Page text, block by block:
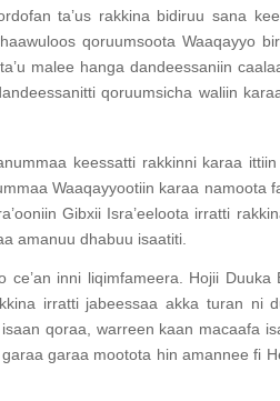
ta’us rakkina bidiruu sana
qoruumsoota Waaqayyo
malee hanga dandeessaniin
qoruumsicha waliin
keessatti rakkinni karaa
Waaqayyootiin karaa namoota
Gibxii Isra’eeloota irratti
amanuu dhabuu isaatiti.
ce’an inni liqimfameera. Hojii
irratti jabeessaa akka turan ni
qoraa, warreen kaan macaafa
garaa mootota hin amannee fi